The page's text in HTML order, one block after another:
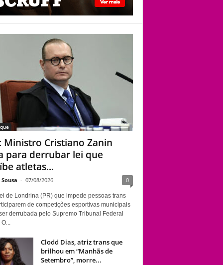
STF: Ministro
Cristiano Zanin vota
proíbe atletas
transgênero em
competições de
Londrina
Ministro Cristiano Zanin
para derrubar lei que
atletas...
- 07/08/2026 0
de Londrina (PR) que impede pessoas trans
de competições esportivas municipais
derrubada pelo Supremo Tribunal Federal
Clodd Dias, atriz trans que
brilhou em “Manhãs de
Setembro”, morre...